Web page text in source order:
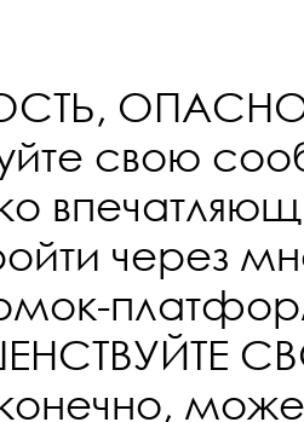
свою
через